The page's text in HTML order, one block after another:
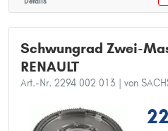
Schwungrad Zwei-
RENAULT
Art.-Nr. 2294 002 013 | von